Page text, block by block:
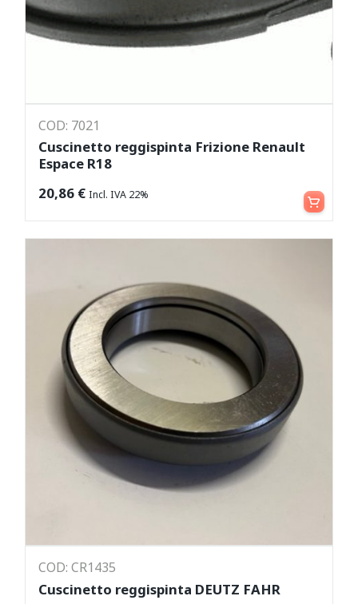
COD: 7021
Cuscinetto reggispinta Frizione Renault
Espace R18
20,86 € Incl. IVA 22% Aggiungi al carrello
COD: CR1435
Cuscinetto reggispinta DEUTZ FAHR